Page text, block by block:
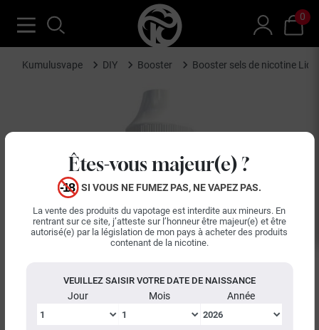
Êtes-vous majeur(e) ?
SI VOUS NE FUMEZ PAS, NE VAPEZ PAS.
La vente des produits du vapotage est interdite aux mineurs. En
rentrant sur ce site, j’atteste sur l’honneur être majeur(e) et être
autorisé(e) par la législation de mon pays à acheter des produits
contenant de la nicotine.
VEUILLEZ SAISIR VOTRE DATE DE NAISSANCE
Jour Mois Année
0
Kumulusvape DIY Booster Booster sels de nicotine